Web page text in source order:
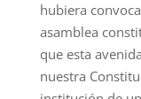
hubiera
asamblea
que esta
nuestra